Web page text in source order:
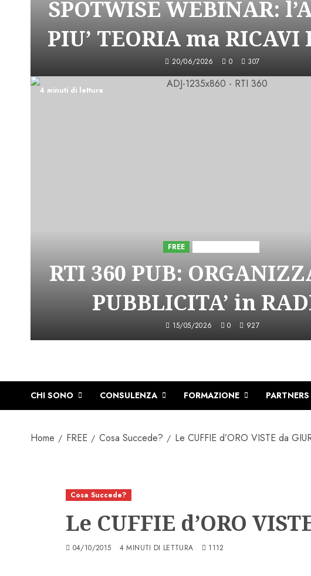
SPOTWISE WEBINAR:
PIU’ TEORIA ma RICAVI
20/06/2026 0 307
4 minuti di lettura
FREE
RTI 360 PUB:
PUBBLICITA’ in
15/05/2026 0 927
CHI SONO CONSULENZA FORMAZIONE PARTNERS
Home FREE Cosa Succede? Le CUFFIE d’ORO VISTE da
Cosa Succede?
Le CUFFIE d’ORO
04/10/2015 4 MINUTI DI LETTURA 1112